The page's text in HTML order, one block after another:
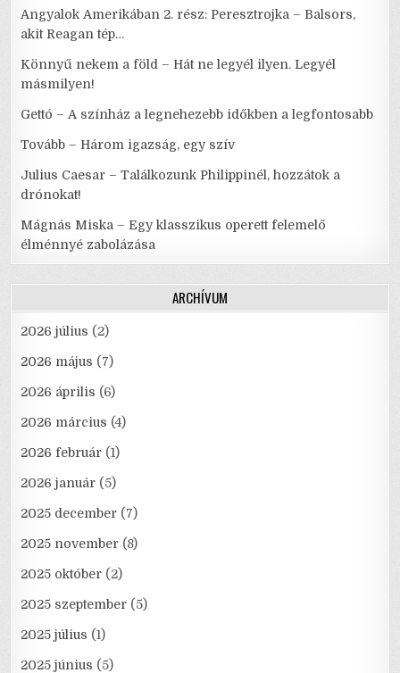
Angyalok Amerikában 2. rész: Peresztrojka – Balsors,
akit Reagan tép…
Könnyű nekem a föld – Hát ne legyél ilyen. Legyél
másmilyen!
Gettó – A színház a legnehezebb időkben a legfontosabb
Tovább – Három igazság, egy szív
Julius Caesar – Találkozunk Philippinél, hozzátok a
drónokat!
Mágnás Miska – Egy klasszikus operett felemelő
élménnyé zabolázása
ARCHÍVUM
2026 július (2)
2026 május (7)
2026 április (6)
2026 március (4)
2026 február (1)
2026 január (5)
2025 december (7)
2025 november (8)
2025 október (2)
2025 szeptember (5)
2025 július (1)
2025 június (5)